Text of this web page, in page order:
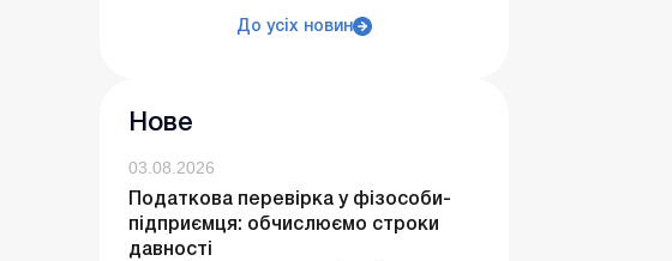
До усіх новин
Нове
03.08.2026
Податкова перевірка у фізособи-
підприємця: обчислюємо строки
давності